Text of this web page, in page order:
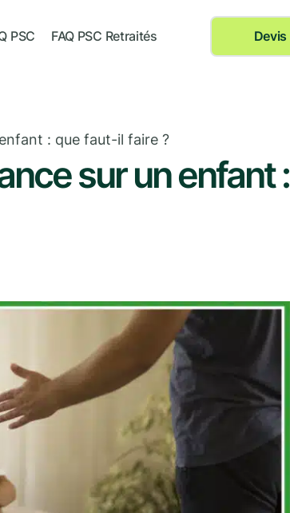
PSC FAQ PSC Retraités Devis
: que faut-il faire ?
sur un enfant :